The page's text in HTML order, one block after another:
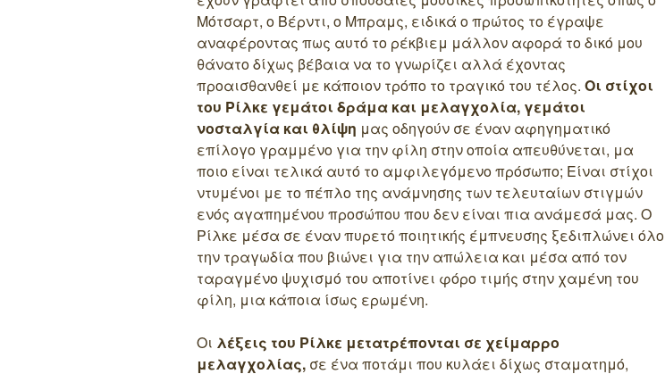
Μότσαρτ, ο Βέρντι, ο Μπραμς, ειδικά ο πρώτος το έγραψε
αναφέροντας πως αυτό το ρέκβιεμ μάλλον αφορά το δικό μου
θάνατο δίχως βέβαια να το γνωρίζει αλλά έχοντας
προαισθανθεί με κάποιον τρόπο το τραγικό του τέλος. Οι στίχοι
του Ρίλκε γεμάτοι δράμα και μελαγχολία, γεμάτοι
νοσταλγία και θλίψη μας οδηγούν σε έναν αφηγηματικό
επίλογο γραμμένο για την φίλη στην οποία απευθύνεται, μα
ποιο είναι τελικά αυτό το αμφιλεγόμενο πρόσωπο; Είναι στίχοι
ντυμένοι με το πέπλο της ανάμνησης των τελευταίων στιγμών
ενός αγαπημένου προσώπου που δεν είναι πια ανάμεσά μας. Ο
Ρίλκε μέσα σε έναν πυρετό ποιητικής έμπνευσης ξεδιπλώνει όλο
την τραγωδία που βιώνει για την απώλεια και μέσα από τον
ταραγμένο ψυχισμό του αποτίνει φόρο τιμής στην χαμένη του
φίλη, μια κάποια ίσως ερωμένη.
Οι λέξεις του Ρίλκε μετατρέπονται σε χείμαρρο
μελαγχολίας, σε ένα ποτάμι που κυλάει δίχως σταματημό,